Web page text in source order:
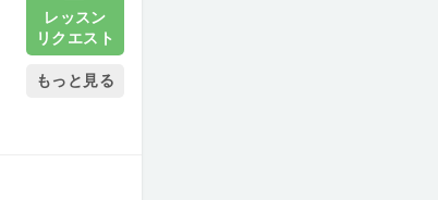
レッスン
リクエスト
もっと見る